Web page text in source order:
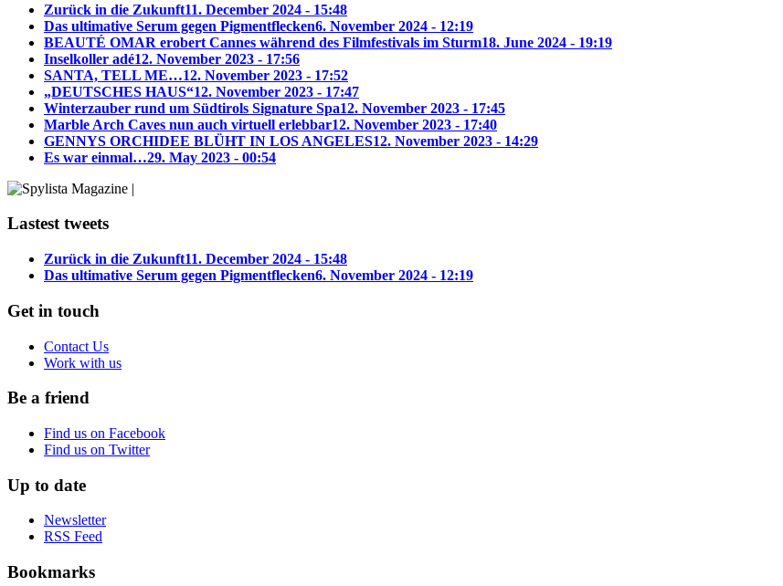
Zurück in die Zukunft11. December 2024 - 15:48
Das ultimative Serum gegen Pigmentflecken6. November 2024 - 12:19
BEAUTÉ OMAR erobert Cannes während des Filmfestivals im Sturm18. June 2024 - 19:19
Inselkoller adé12. November 2023 - 17:56
SANTA, TELL ME…12. November 2023 - 17:52
„DEUTSCHES HAUS“12. November 2023 - 17:47
Winterzauber rund um Südtirols Signature Spa12. November 2023 - 17:45
Marble Arch Caves nun auch virtuell erlebbar12. November 2023 - 17:40
GENNYS ORCHIDEE BLÜHT IN LOS ANGELES12. November 2023 - 14:29
Es war einmal…29. May 2023 - 00:54
Lastest tweets
Zurück in die Zukunft11. December 2024 - 15:48
Das ultimative Serum gegen Pigmentflecken6. November 2024 - 12:19
Get in touch
Contact Us
Work with us
Be a friend
Find us on Facebook
Find us on Twitter
Up to date
Newsletter
RSS Feed
Bookmarks